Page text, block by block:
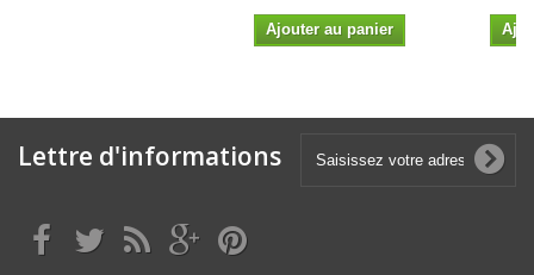
Ajouter au panier
Lettre d'informations